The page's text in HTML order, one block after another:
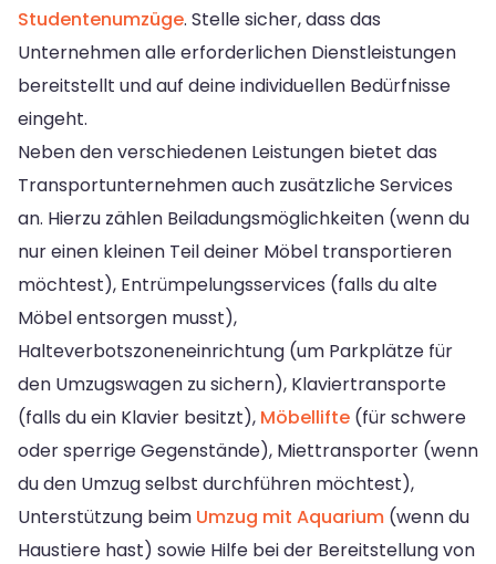
Studentenumzüge. Stelle sicher, dass das
Unternehmen alle erforderlichen Dienstleistungen
bereitstellt und auf deine individuellen Bedürfnisse
eingeht.
Neben den verschiedenen Leistungen bietet das
Transportunternehmen auch zusätzliche Services
an. Hierzu zählen Beiladungsmöglichkeiten (wenn du
nur einen kleinen Teil deiner Möbel transportieren
möchtest), Entrümpelungsservices (falls du alte
Möbel entsorgen musst),
Halteverbotszoneneinrichtung (um Parkplätze für
den Umzugswagen zu sichern), Klaviertransporte
(falls du ein Klavier besitzt), Möbellifte (für schwere
oder sperrige Gegenstände), Miettransporter (wenn
du den Umzug selbst durchführen möchtest),
Unterstützung beim Umzug mit Aquarium (wenn du
Haustiere hast) sowie Hilfe bei der Bereitstellung von